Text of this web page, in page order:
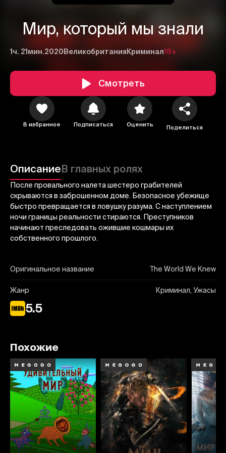
Мир, который мы знали
1ч. 21мин.2020 Великобритания Криминал18+
Смотреть
В избранное Подписаться Оценить Поделиться
ОписаниеВ главных ролях
После провального налета шестеро грабителей
скрываются в заброшенном доме. Безопасное убежище
быстро превращается в ловушку разума. С наступлением
ночи границы реальности стираются. Преступников
начинают преследовать ожившие кошмары их
собственного прошлого.
Оригинальное название The World We Knew
Жанр Криминал, Ужасы
5.5
1 2 3
Отправить
Похожие